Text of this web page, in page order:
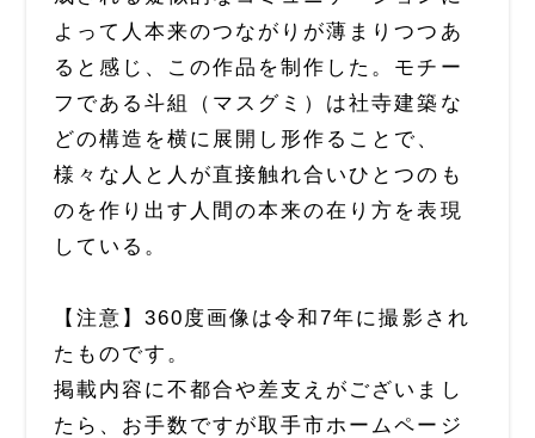
よって人本来のつながりが薄まりつつあ
ると感じ、この作品を制作した。モチー
フである斗組（マスグミ）は社寺建築な
どの構造を横に展開し形作ることで、
様々な人と人が直接触れ合いひとつのも
のを作り出す人間の本来の在り方を表現
している。
【注意】360度画像は令和7年に撮影され
たものです。
掲載内容に不都合や差支えがございまし
たら、お手数ですが取手市ホームページ